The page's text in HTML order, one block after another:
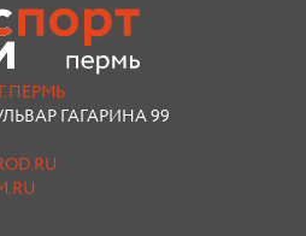
ГАГАРИНА 99